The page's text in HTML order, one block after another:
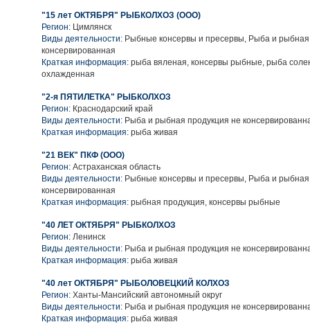
"15 лет ОКТЯБРЯ" РЫБКОЛХОЗ (ООО)
Регион: Цимлянск
Виды деятельности: Рыбные консервы и пресервы, Рыба и рыбная
консервированная
Краткая информация: рыба вяленая, консервы рыбные, рыба
охлажденная
"2-я ПЯТИЛЕТКА" РЫБКОЛХОЗ
Регион: Краснодарский край
Виды деятельности: Рыба и рыбная продукция не
Краткая информация: рыба живая
"21 ВЕК" ПКФ (ООО)
Регион: Астраханская область
Виды деятельности: Рыбные консервы и пресервы, Рыба и рыбная
консервированная
Краткая информация: рыбная продукция, консервы рыбные
"40 ЛЕТ ОКТЯБРЯ" РЫБКОЛХОЗ
Регион: Ленинск
Виды деятельности: Рыба и рыбная продукция не
Краткая информация: рыба живая
"40 лет ОКТЯБРЯ" РЫБОЛОВЕЦКИЙ КОЛХОЗ
Регион: Ханты-Мансийский автономный округ
Виды деятельности: Рыба и рыбная продукция не
Краткая информация: рыба живая